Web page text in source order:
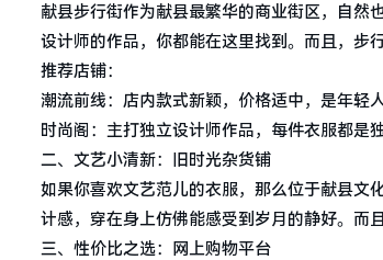
献县步行街作为献县最繁华的商业街区，自然
设计师的作品，你都能在这里找到。而且，步
推荐店铺：
潮流前线：店内款式新颖，价格适中，是年轻人
时尚阁：主打独立设计师作品，每件衣服都是
二、文艺小清新：旧时光杂货铺
如果你喜欢文艺范儿的衣服，那么位于献县文
计感，穿在身上仿佛能感受到岁月的静好。而
三、性价比之选：网上购物平台